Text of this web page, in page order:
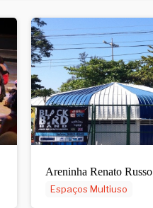
Areninha Renato Russo
Espaços Multiuso